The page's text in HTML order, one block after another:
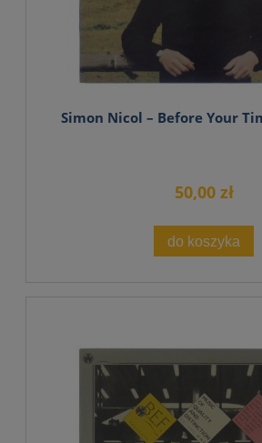
Simon Nicol – Before Your
50,00 zł
do koszyka